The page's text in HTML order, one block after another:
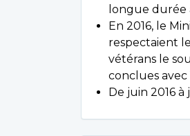
longue durée
En 2016, le
respectaient
vétérans le
conclues avec
De juin 2016